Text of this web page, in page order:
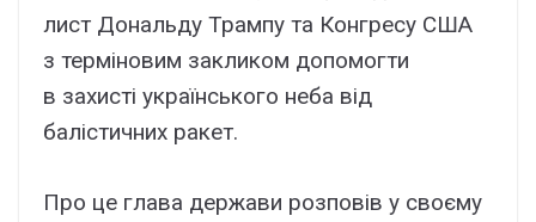
лист Дональду Трампу та Конгресу США
з терміновим закликом допомогти
в захисті українського неба від
балістичних ракет.
Про це глава держави розповів у своєму